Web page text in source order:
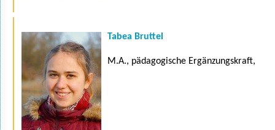
Tabea Bruttel
M.A., pädagogische Ergänzungskraft,